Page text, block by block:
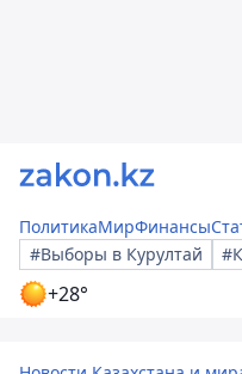
ПолитикаМирФинансы
#Выборы в Курултай
+28°